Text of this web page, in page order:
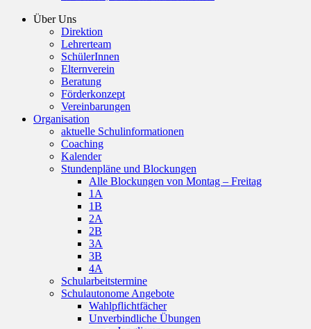
Über Uns
Direktion
Lehrerteam
SchülerInnen
Elternverein
Beratung
Förderkonzept
Vereinbarungen
Organisation
aktuelle Schulinformationen
Coaching
Kalender
Stundenpläne und Blockungen
Alle Blockungen von Montag – Freitag
1A
1B
2A
2B
3A
3B
4A
Schularbeitstermine
Schulautonome Angebote
Wahlpflichtfächer
Unverbindliche Übungen